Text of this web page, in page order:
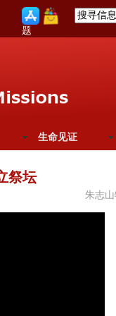
题
生命见证
祭坛
朱志